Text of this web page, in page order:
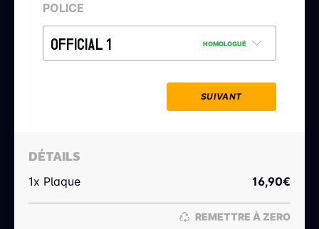
POLICE
OFFICIAL 1 HOMOLOGUÉ
SUIVANT
DÉTAILS
1x Plaque 16,90€
REMETTRE À ZERO